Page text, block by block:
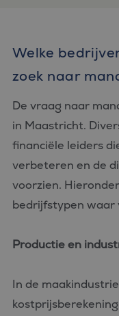
Welke
zoek naar
De vraag naar
in Maastricht.
financiële leiders
verbeteren en de
voorzien.
bedrijfstypen waar
Productie en
In de